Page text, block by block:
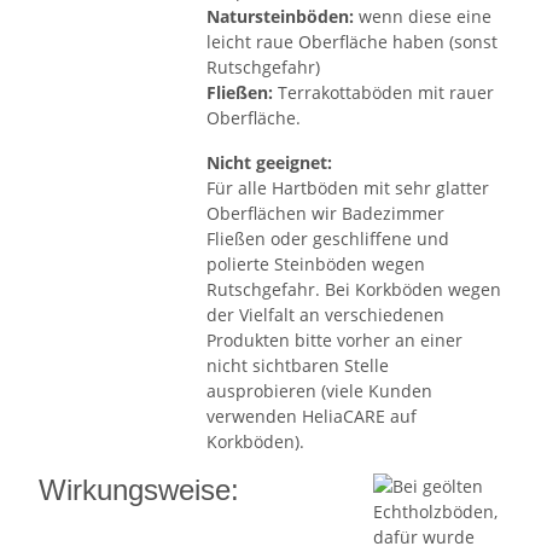
Natursteinböden: wenn diese eine
leicht raue Oberfläche haben (sonst
Rutschgefahr)
Fließen: Terrakottaböden mit rauer
Oberfläche.
Nicht geeignet:
Für alle Hartböden mit sehr glatter
Oberflächen wir Badezimmer
Fließen oder geschliffene und
polierte Steinböden wegen
Rutschgefahr. Bei Korkböden wegen
der Vielfalt an verschiedenen
Produkten bitte vorher an einer
nicht sichtbaren Stelle
ausprobieren (viele Kunden
verwenden HeliaCARE auf
Korkböden).
Wirkungsweise: